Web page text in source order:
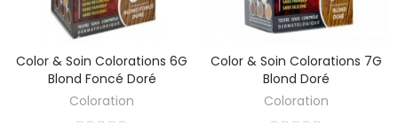
Color & Soin Colorations 6G
Blond Foncé Doré
Coloration
Color & Soin Colorations 7G
Blond Doré
Coloration